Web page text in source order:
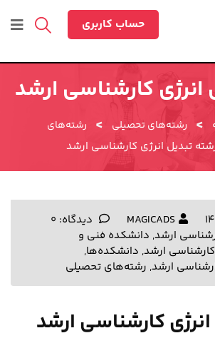
حساب کاربری
انرژی کارشناسی ارشد
> رشته‌های تحصیلی >
رشته‌های
تبدیل انرژی کارشناسی ارشد
MAGICADS
دیدگاه: 0
ارشد, دانشکده فنی و
ارشد, دانشکده‌ها,
ارشد, رشته‌های تحصیلی
کارشناسی ارشد